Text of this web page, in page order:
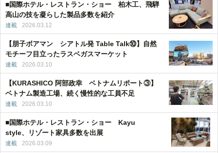
■国際ホテル・レストラン・ショー 柏木工、飛騨
高山の技を凝らした製品多数を紹介
連載 2026.03.12
【朋子ボアマン シアトル発 Table Talk⑩】自然
モチーフ目立ったラスベガスマーケット
連載 2026.03.10
【KURASHICO 阿部政幸 ベトナムリポート③】
ベトナム製造工場、続く慢性的な工員不足
連載 2026.03.10
■国際ホテル・レストラン・ショー Kayu
style、リゾート家具多数を出展
連載 2026.03.09